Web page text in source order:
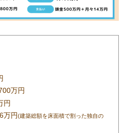
万円
円
万円(建築総額を床面積で割った独自の